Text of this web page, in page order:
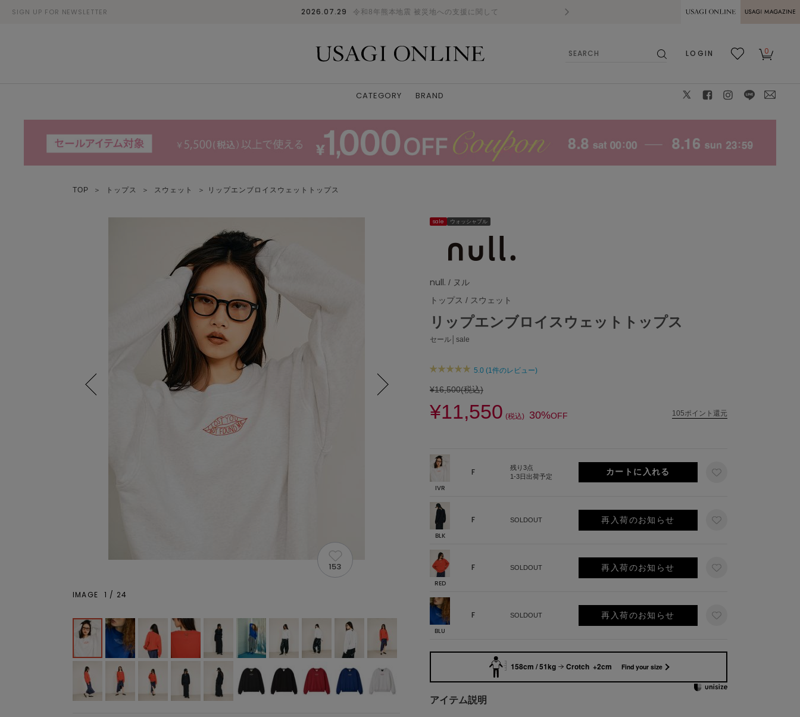
SIGN UP FOR NEWSLETTER 2026.07.29 令和8年熊本地震 被災地への支援に関して 熊本県熊本地方を震源とする地震の影響に
MAGAZINE
LOGIN
0
CATEGORY BRAND
TOP ＞ トップス ＞ スウェット ＞ リップエンブロイスウェットトップス
sale ウォッシャブル
null. / ヌル
トップス / スウェット
リップエンブロイスウェットトップス
セール│sale
5.0 (1件のレビュー)
¥16,500(税込)
¥11,550 (税込) 30%OFF 105ポイント還元
IVR
F
残り3点
1-3日出荷予定
BLK
F SOLDOUT 再入荷のお知らせ
RED
F SOLDOUT 再入荷のお知らせ
BLU
F SOLDOUT 再入荷のお知らせ
158cm / 51kg Crotch +2cm Find your size
アイテム説明
153
IMAGE 1 / 24